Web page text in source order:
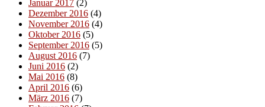
Januar 2017 (2)
Dezember 2016 (4)
November 2016 (4)
Oktober 2016 (5)
September 2016 (5)
August 2016 (7)
Juni 2016 (2)
Mai 2016 (8)
April 2016 (6)
März 2016 (7)